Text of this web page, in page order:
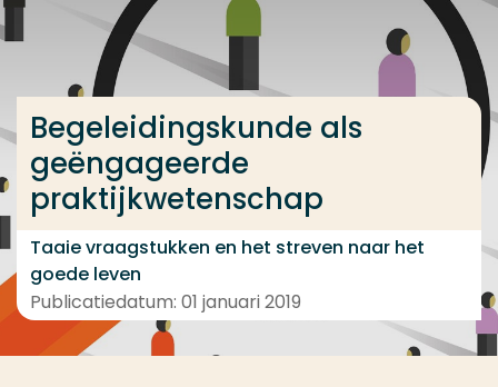
Ga direct naar de content
... > Projectfeiten
Begeleidingskunde als
geëngageerde
praktijkwetenschap
Taaie vraagstukken en het streven naar het
goede leven
Publicatiedatum: 01 januari 2019
Veel gezocht
Opleiding
Contact